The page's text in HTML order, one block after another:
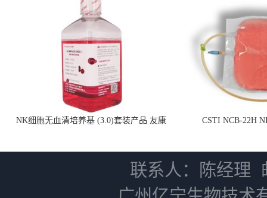
NK细胞无血清培养基 (3.0)套装产品 友康
CSTI NCB-22H
联系人：陈经理